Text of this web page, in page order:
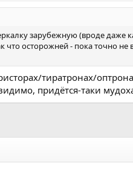
зарубежную (вроде даже
осторожней - пока точно не
тиратронах/
придётся-таки